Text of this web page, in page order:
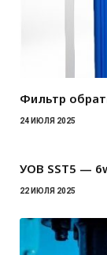
Фильтр
24 ИЮЛЯ 2025
УОВ SST5 —
22 ИЮЛЯ 2025